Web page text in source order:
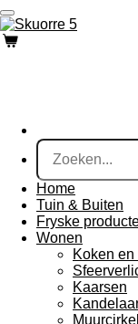
Ga
direct
naar
Home
Tuin & Buiten
Fryske
Wonen
Koken
Kaarsen